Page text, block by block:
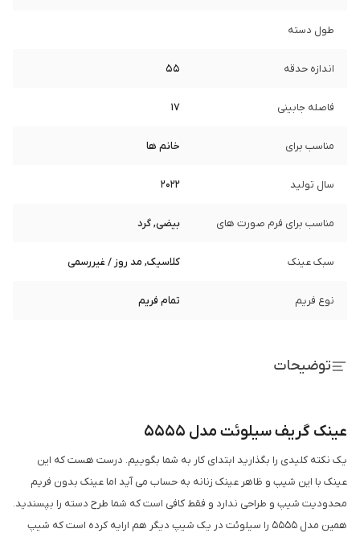
طول دسته
اندازه حدقه 55
فاصله جابینی 17
مناسب برای خانم ها
سال تولید 2022
مناسب برای فرم صورت های بیضی, گرد
سبک عینک کلاسیک, مد روز / غیررسمی
نوع فریم تمام فریم
توضیحات
عینک گریف سیلوئت مدل 5555
یک نکته کلیدی را بگذارید ابتدای کار به شما بگوییم. درست هست که این
عینک با این شیپ و ظاهر عینک زنانه به حساب می آید اما عینک بدون فریم
محدودیت شیپ و طراحی ندارد و فقط کافی است که شما طرح دسته را بپسندید.
همین مدل 5555 را سیلوئت در یک شیپ دیگر هم ارایه کرده است که شیپ